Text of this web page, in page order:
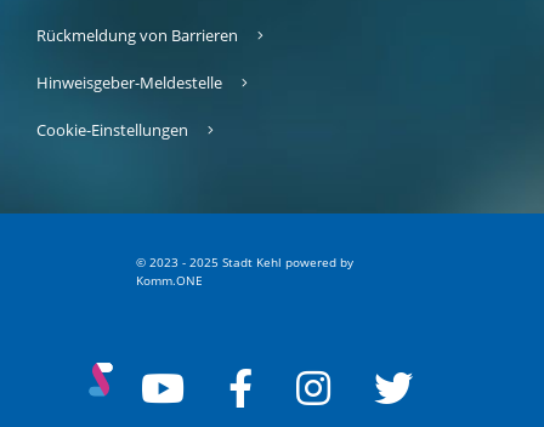
Rückmeldung von Barrieren
Hinweisgeber-Meldestelle
Cookie-Einstellungen
© 2023 - 2025 Stadt Kehl powered by
Komm.ONE